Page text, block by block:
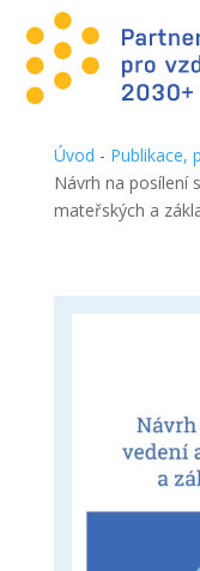
Úvod - Publikace,
Návrh na posílení
mateřských a